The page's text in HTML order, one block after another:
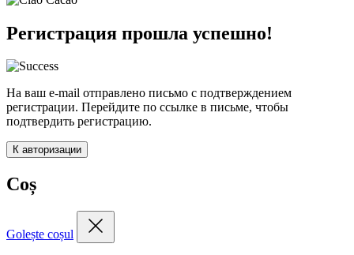
Регистрация прошла успешно!
На ваш e-mail отправлено письмо с подтверждением
регистрации. Перейдите по ссылке в письме, чтобы
подтвердить регистрацию.
К авторизации
Coș
Golește coșul